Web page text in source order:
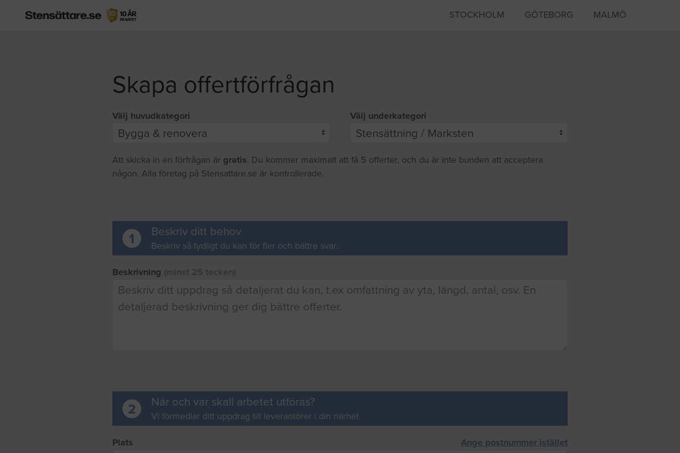
STOCKHOLM GÖTEBORG MALMÖ
Skapa offertförfrågan
Välj huvudkategori Välj underkategori
Att skicka in en förfrågan är gratis. Du kommer maximalt att få 5 offerter, och du är inte bunden att acceptera
någon. Alla företag på Stensattare.se är kontrollerade.
1 Beskriv ditt behov
Beskriv så tydligt du kan för fler och bättre svar.
Beskrivning
2 När och var skall arbetet utföras?
Vi förmedlar ditt uppdrag till leverantörer i din närhet
Plats Ange postnummer istället